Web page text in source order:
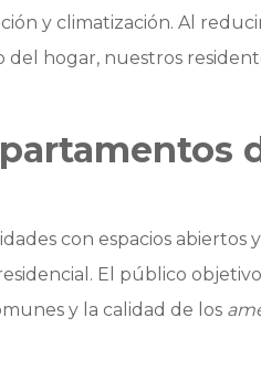
y climatización. Al
del hogar, nuestros
con espacios abiertos
El público
y la calidad de los